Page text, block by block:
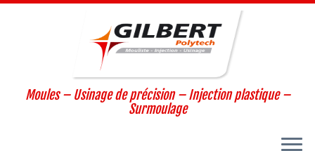
Moules – Usinage de précision – Injection plastique –
Surmoulage